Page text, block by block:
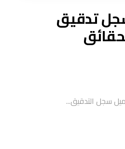
تدقيق
سجل التدقيق...